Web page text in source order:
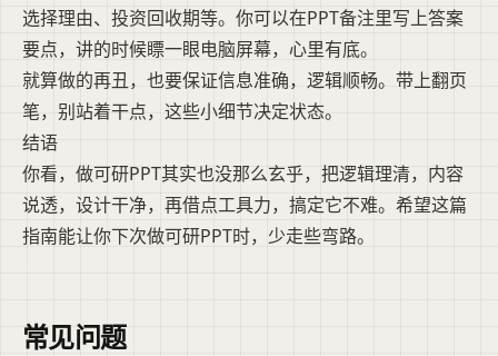
选择理由、投资回收期等。你可以在PPT备注里写上答案
要点，讲的时候瞟一眼电脑屏幕，心里有底。
就算做的再丑，也要保证信息准确，逻辑顺畅。带上翻页
笔，别站着干点，这些小细节决定状态。
结语
你看，做可研PPT其实也没那么玄乎，把逻辑理清，内容
说透，设计干净，再借点工具力，搞定它不难。希望这篇
指南能让你下次做可研PPT时，少走些弯路。
常见问题